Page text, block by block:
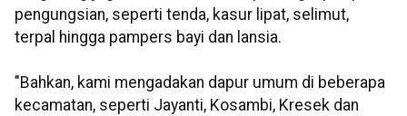
pengungsian, seperti tenda, kasur lipat, selimut,
terpal hingga pampers bayi dan lansia.
"Bahkan, kami mengadakan dapur umum di beberapa
kecamatan, seperti Jayanti, Kosambi, Kresek dan